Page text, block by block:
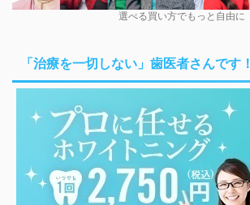
選べる買い方でもっと自由に
「治療を一切しない」歯医者さんです！